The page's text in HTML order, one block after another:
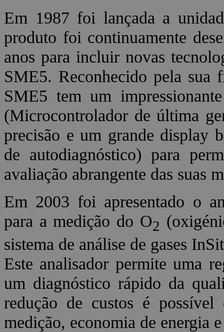
Em 1987 foi lançada a
produto foi continuamente
anos para incluir novas
SME5. Reconhecido pela sua
SME5 tem um
(Microcontrolador de última
precisão e um grande display
de autodiagnóstico) para
avaliação abrangente das suas
Em 2003 foi apresentado o
para a medição do O2
sistema de análise de gases
Este analisador permite uma
um diagnóstico rápido da
redução de custos é
medição, economia de energia